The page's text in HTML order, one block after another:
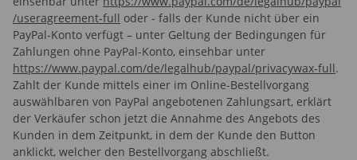
/useragreement-full oder - falls der Kunde nicht über ein
PayPal-Konto verfügt – unter Geltung der Bedingungen für
Zahlungen ohne PayPal-Konto, einsehbar unter
https://www.paypal.com/de/legalhub/paypal/privacywax-full.
Zahlt der Kunde mittels einer im Online-Bestellvorgang
auswählbaren von PayPal angebotenen Zahlungsart, erklärt
der Verkäufer schon jetzt die Annahme des Angebots des
Kunden in dem Zeitpunkt, in dem der Kunde den Button
anklickt, welcher den Bestellvorgang abschließt.